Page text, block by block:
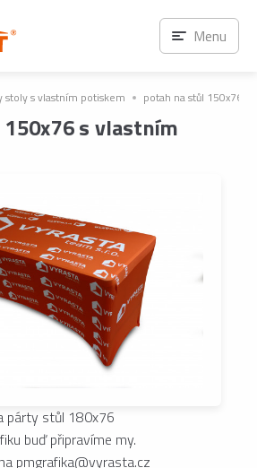
stoly s vlastním potiskem potah na stůl 150x76 s
s vlastním
párty stůl 180x76
buď připravíme my.
pmgrafika@vyrasta.cz
Menu